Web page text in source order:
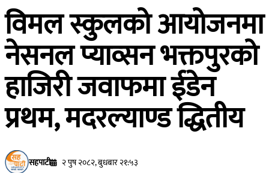
विमल स्कुलको आयोजनमा
नेसनल प्याव्सन भक्तपुरको
हाजिरी जवाफमा ईडेन
प्रथम, मदरल्याण्ड द्धितीय
सहपाटी २ पुष २०८२, बुधबार २१:५३